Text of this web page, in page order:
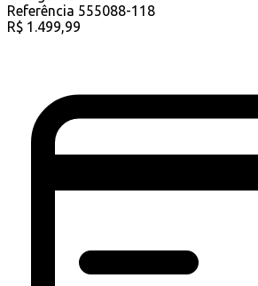
Referência 555088-118
R$ 1.499,99